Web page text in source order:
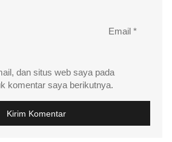
Email *
dan situs web saya pada
komentar saya berikutnya.